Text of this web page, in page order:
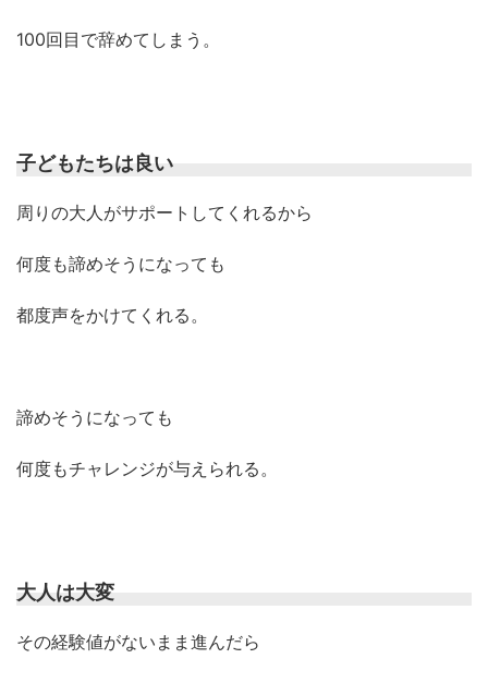
100回目で辞めてしまう。
子どもたちは良い
周りの大人がサポートしてくれるから
何度も諦めそうになっても
都度声をかけてくれる。
諦めそうになっても
何度もチャレンジが与えられる。
大人は大変
その経験値がないまま進んだら